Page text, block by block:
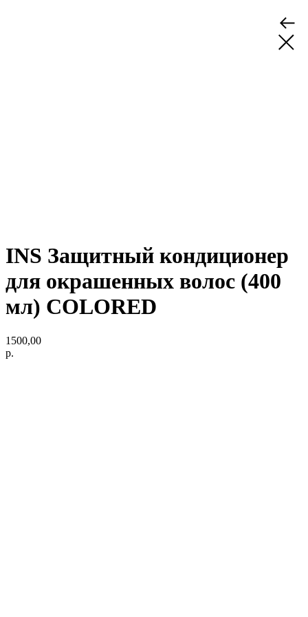
INS Защитный кондиционер
для окрашенных волос (400
мл) COLORED
1500,00
р.